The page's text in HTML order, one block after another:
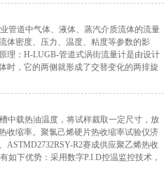
管道中气体、液体、蒸汽介质流体的流量
体密度、压力、温度、粘度等参数的影
理：H-LUGB-管道式涡街流量计是由设计
时，它的两侧就形成了交替变化的两排旋
中载热油温度，将试样裁取一定尺寸，放
收缩率。聚氯己烯硬片热收缩率试验仪济
ASTMD2732RSY-R2赛成供应聚乙烯热收
下优势：采用数字P.I.D控温监控技术，